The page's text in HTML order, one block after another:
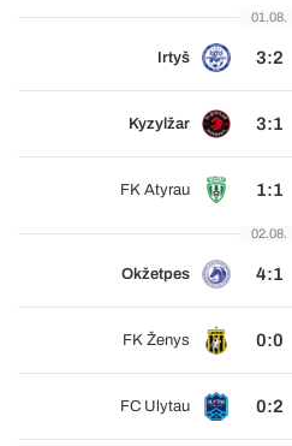
01.08.
Irtyš 3:2
Kyzylžar 3:1
FK Atyrau 1:1
02.08.
Okžetpes 4:1
FK Ženys 0:0
FC Ulytau 0:2